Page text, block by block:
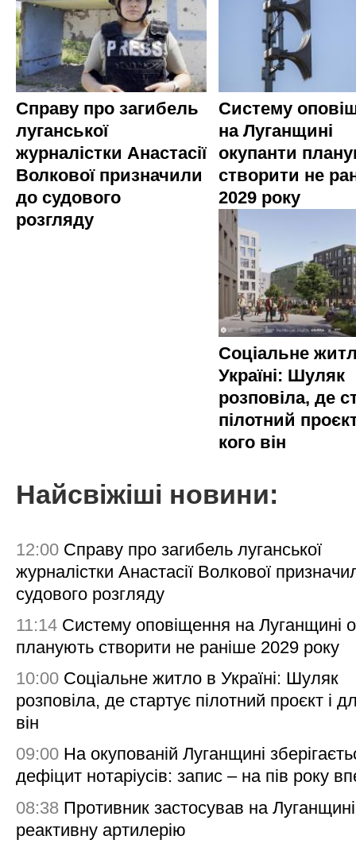
Справу про загибель
луганської
журналістки Анастасії
Волкової призначили
до судового
розгляду
Систему
на Луганщині
окупанти
створити не
2029 року
Соціальне
Україні: Шуляк
розповіла, де
пілотний
кого він
Найсвіжіші новини:
12:00 Справу про загибель луганської
журналістки Анастасії Волкової
судового розгляду
11:14 Систему оповіщення на Луганщині
планують створити не раніше 2029 року
10:00 Соціальне житло в Україні: Шуляк
розповіла, де стартує пілотний проєкт і
він
09:00 На окупованій Луганщині
дефіцит нотаріусів: запис – на пів року
08:38 Противник застосував на Луганщині
реактивну артилерію